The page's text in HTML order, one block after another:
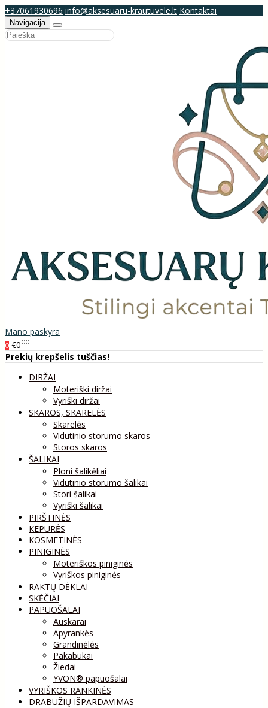
+37061930696 info@aksesuaru-krautuvele.lt Kontaktai
Navigacija
Mano paskyra
0 €000
Prekių krepšelis tuščias!
DIRŽAI
Moteriški diržai
Vyriški diržai
SKAROS, SKARELĖS
Skarelės
Vidutinio storumo skaros
Storos skaros
ŠALIKAI
Ploni šalikėliai
Vidutinio storumo šalikai
Stori šalikai
Vyriški šalikai
PIRŠTINĖS
KEPURĖS
KOSMETINĖS
PINIGINĖS
Moteriškos piniginės
Vyriškos piniginės
RAKTŲ DĖKLAI
SKĖČIAI
PAPUOŠALAI
Auskarai
Apyrankės
Grandinėlės
Pakabukai
Žiedai
YVON® papuošalai
VYRIŠKOS RANKINĖS
DRABUŽIŲ IŠPARDAVIMAS